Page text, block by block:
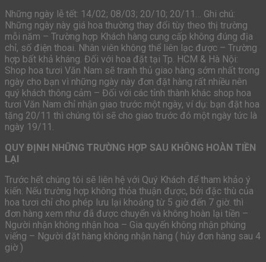
Những ngày lễ tết: 14/02; 08/03; 20/10; 20/11… Ghi chú:
Những ngày này giá hoa thường thay đổi tùy theo thị trường
mỗi năm – Trường hợp Khách hàng cung cấp không đúng địa
chỉ, số điện thoai. Nhân viên không thể liên lạc được – Trường
hợp bất khả kháng. Đối với hoa đặt tại Tp. HCM & Hà Nội:
Shop hoa tươi Văn Nam sẽ tranh thủ giao hàng sớm nhất trong
ngày cho bạn vì những ngày này đơn đặt hàng rất nhiều nên
quý khách thông cảm – Đối với các tỉnh thành khác shop hoa
tươi Văn Nam chỉ nhận giao trước một ngày, ví dụ: bạn đặt hoa
tặng 20/11 thì chúng tôi sẽ cho giao trước đó một ngày tức là
ngày 19/11.
QUY ĐỊNH NHỮNG TRƯỜNG HỢP SAU KHÔNG HOÀN TIỀN
LẠI
Trước hết chúng tôi sẽ liên hệ với Quý Khách để tham khảo ý
kiến. Nếu trường hợp không thỏa thuận được, bởi đặc thù của
hoa tươi chỉ cho phép lưu lại khoảng từ 5 giờ đến 7 giờ. thì
đơn hàng xem như đã được chuyển và không hoàn lại tiền –
Người nhận không nhận hoa – Gia quyến không nhận phúng
viếng – Người đặt hàng không nhận hàng ( hủy đơn hàng sau 4
giờ )